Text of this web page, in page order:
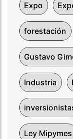
Expo
forestación
Gustavo
Industria
Ley Mipymes